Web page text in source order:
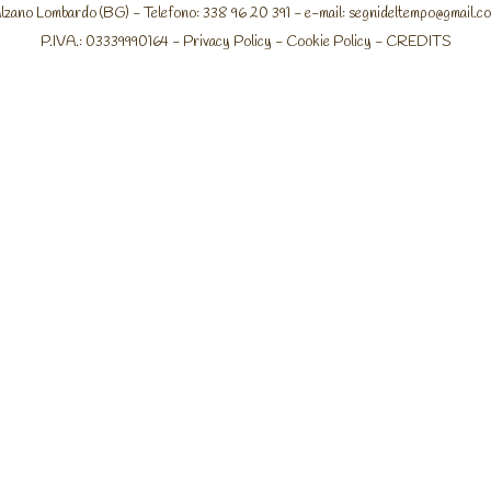
Lombardo (BG) - Telefono: 338 96 20 391 - e-mail:
P.IVA.: 03339990164 - Privacy Policy - Cookie Policy - CREDITS